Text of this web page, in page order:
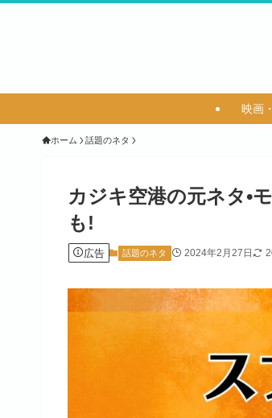
映画
ホーム 話題のネタ
カジキ空港の元ネタ•
も!
広告 話題のネタ 2024年2月27日